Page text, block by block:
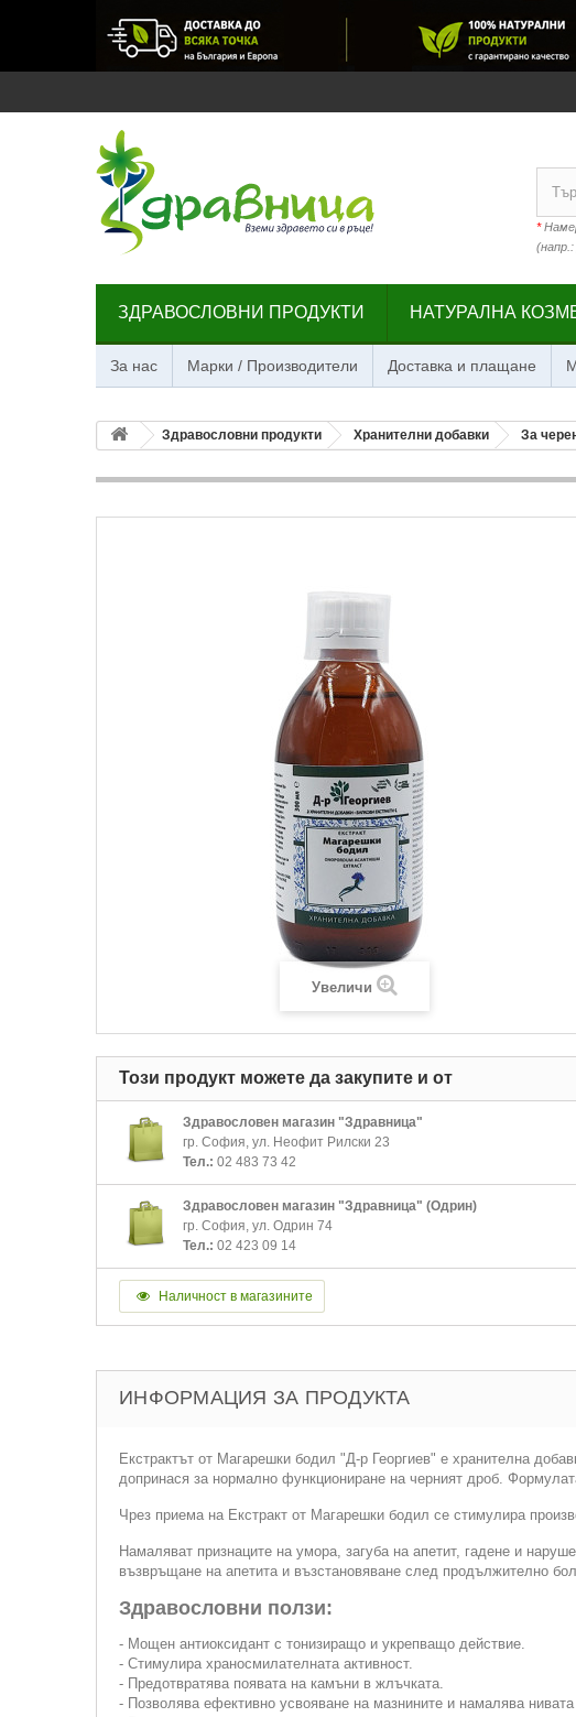
*
ЗДРАВОСЛОВНИ ПРОДУКТИ НАТУРАЛНА
За нас Марки / Производители Доставка и плащане
Здравословни продукти Хранителни добавки За
Увеличи
Този продукт можете да закупите и от
Здравословен магазин "Здравница"
гр. София, ул. Неофит Рилски 23
Тел.: 02 483 73 42
Здравословен магазин "Здравница" (Одрин)
гр. София, ул. Одрин 74
Тел.: 02 423 09 14
Наличност в магазините
ИНФОРМАЦИЯ ЗА ПРОДУКТА
Екстрактът от Магарешки бодил "Д-р Георгиев" е хранителна
допринася за нормално функциониране на черният дроб.
Чрез приема на Екстракт от Магарешки бодил се стимулира
Намаляват признаците на умора, загуба на апетит, гадене и
възвръщане на апетита и възстановяване след продължително
Здравословни ползи:
- Мощен антиоксидант с тонизиращо и укрепващо действие.
- Стимулира храносмилателната активност.
- Предотвратява появата на камъни в жлъчката.
- Позволява ефективно усвояване на мазнините и намалява